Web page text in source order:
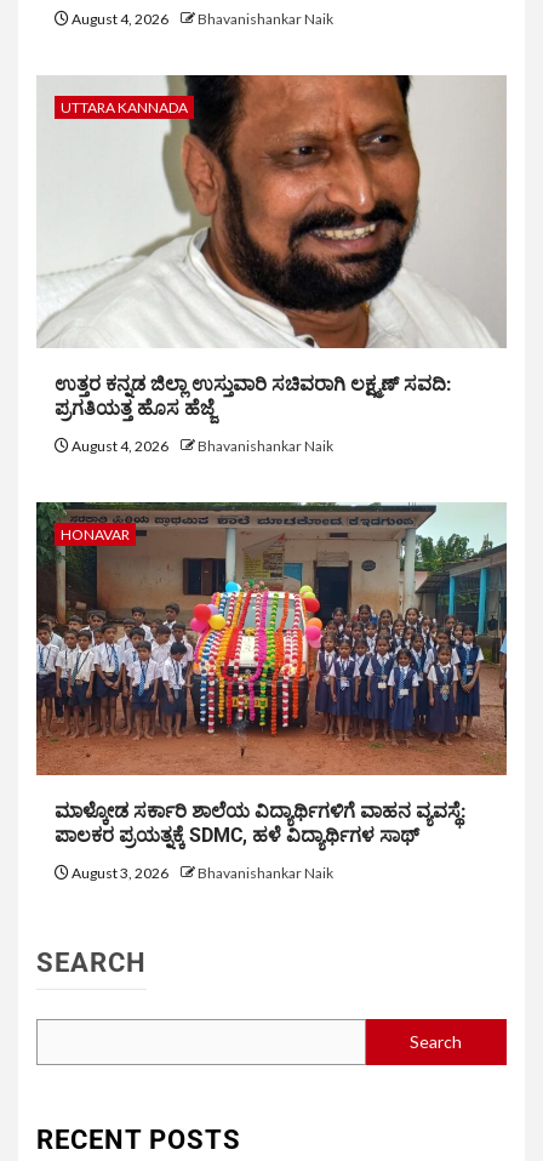
August 4, 2026 Bhavanishankar Naik
UTTARA KANNADA
ಉತ್ತರ ಕನ್ನಡ ಜಿಲ್ಲಾ ಉಸ್ತುವಾರಿ ಸಚಿವರಾಗಿ ಲಕ್ಷ್ಮಣ್ ಸವದಿ:
ಪ್ರಗತಿಯತ್ತ ಹೊಸ ಹೆಜ್ಜೆ
August 4, 2026 Bhavanishankar Naik
HONAVAR
ಮಾಳ್ಕೋಡ ಸರ್ಕಾರಿ ಶಾಲೆಯ ವಿದ್ಯಾರ್ಥಿಗಳಿಗೆ ವಾಹನ ವ್ಯವಸ್ಥೆ:
ಪಾಲಕರ ಪ್ರಯತ್ನಕ್ಕೆ SDMC, ಹಳೆ ವಿದ್ಯಾರ್ಥಿಗಳ ಸಾಥ್
August 3, 2026 Bhavanishankar Naik
SEARCH
Search
RECENT POSTS